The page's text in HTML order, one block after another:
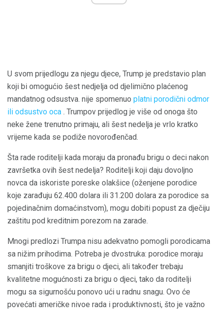
U svom prijedlogu za njegu djece, Trump je predstavio plan
koji bi omogućio šest nedjelja od djelimično plaćenog
mandatnog odsustva. nije spomenuo platni porodični odmor
ili odsustvo oca . Trumpov prijedlog je više od onoga što
neke žene trenutno primaju, ali šest nedelja je vrlo kratko
vrijeme kada se podiže novorođenčad.
Šta rade roditelji kada moraju da pronađu brigu o deci nakon
završetka ovih šest nedelja? Roditelji koji daju dovoljno
novca da iskoriste poreske olakšice (oženjene porodice
koje zarađuju 62.400 dolara ili 31.200 dolara za porodice sa
pojedinačnim domaćinstvom), mogu dobiti popust za dječiju
zaštitu pod kreditnim porezom na zarade.
Mnogi predlozi Trumpa nisu adekvatno pomogli porodicama
sa nižim prihodima. Potreba je dvostruka: porodice moraju
smanjiti troškove za brigu o djeci, ali također trebaju
kvalitetne mogućnosti za brigu o djeci, tako da roditelji
mogu sa sigurnošću ponovo ući u radnu snagu. Ovo će
povećati američke nivoe rada i produktivnosti, što je važno